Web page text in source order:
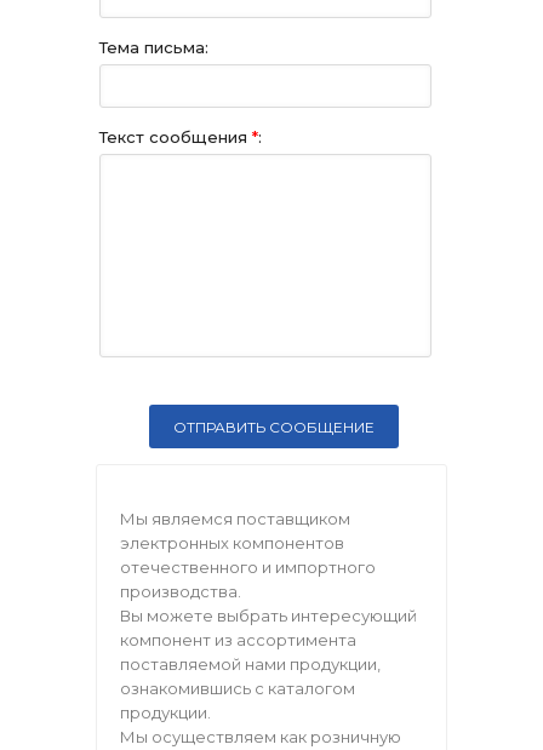
Тема письма:
Текст сообщения *:
Мы являемся поставщиком
электронных компонентов
отечественного и импортного
производства.
Вы можете выбрать интересующий
компонент из ассортимента
поставляемой нами продукции,
ознакомившись с каталогом
продукции.
Мы осуществляем как розничную